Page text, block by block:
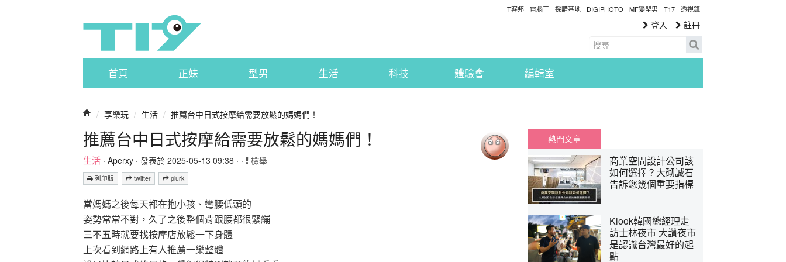
T客邦 電腦王 採購基地 DIGIPHOTO MF變型男 T17 透視鏡
登入 註冊
首頁 正妹 型男 生活 科技 體驗會 編輯室
/ 享樂玩 / 生活 / 推薦台中日式按摩給需要放鬆的媽媽們！
推薦台中日式按摩給需要放鬆的媽媽們！
生活 · Aperxy · 發表於 2025-05-13 09:38 · · 檢舉
列印版 twitter plurk
當媽媽之後每天都在抱小孩、彎腰低頭的
姿勢常常不對，久了之後整個背跟腰都很緊繃
三不五時就要找按摩店放鬆一下身體
上次看到網路上有人推薦一樂整體
熱門文章
商業空間設計公司該
如何選擇？大砌誠石
告訴您幾個重要指標
Klook韓國總經理走
訪士林夜市 大讚夜市
是認識台灣最好的起
點